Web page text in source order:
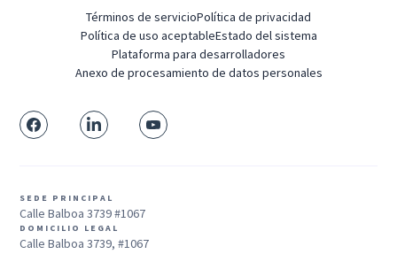
Términos de servicioPolítica de privacidad
Política de uso aceptableEstado del sistema
Plataforma para desarrolladores
Anexo de procesamiento de datos personales
SEDE PRINCIPAL
Calle Balboa 3739 #1067
DOMICILIO LEGAL
Calle Balboa 3739, #1067